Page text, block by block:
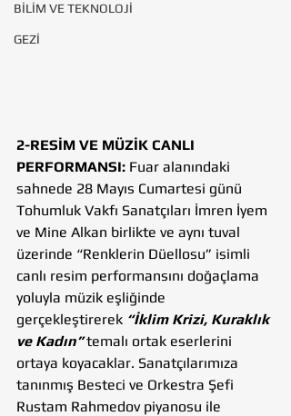
BİLİM VE TEKNOLOJİ
GEZİ
2-RESİM VE MÜZİK CANLI
PERFORMANSI: Fuar alanındaki
sahnede 28 Mayıs Cumartesi günü
Tohumluk Vakfı Sanatçıları İmren İyem
ve Mine Alkan birlikte ve aynı tuval
üzerinde “Renklerin Düellosu” isimli
canlı resim performansını doğaçlama
yoluyla müzik eşliğinde
gerçekleştirerek “İklim Krizi, Kuraklık
ve Kadın” temalı ortak eserlerini
ortaya koyacaklar. Sanatçılarımıza
tanınmış Besteci ve Orkestra Şefi
Rustam Rahmedov piyanosu ile